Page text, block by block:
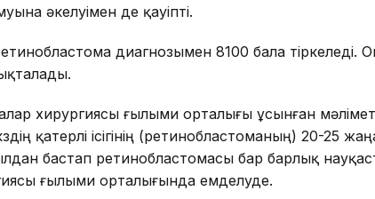
әкелуімен де қауіпті.
диагнозымен 8100 бала тіркеледі.
хирургиясы ғылыми орталығы ұсынған
қатерлі ісігінің (ретинобластоманың) 20-25
бастап ретинобластомасы бар барлық
ғылыми орталығында емделуде.